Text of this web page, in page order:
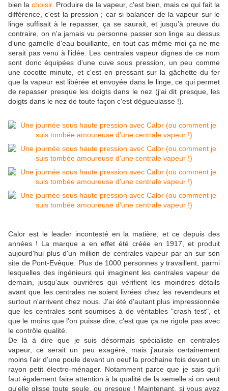
bien la choisir. Produire de la vapeur, c'est bien, mais ce qui fait la
différence, c'est la pression ; car si balancer de la vapeur sur le
linge suffisait à le repasser, ça se saurait, et jusqu’à preuve du
contraire, on n'a jamais vu personne passer son linge au dessus
d'une gamelle d'eau bouillante, en tout cas même moi ça ne me
serait pas venu à l'idée. Les centrales vapeur dignes de ce nom
sont donc équipées d'une cuve sous pression, un peu comme
une cocotte minute, et c'est en pressant sur la gâchette du fer
que la vapeur est libérée et envoyée dans le linge, ce qui permet
de repasser presque les doigts dans le nez (j'ai dit presque, les
doigts dans le nez de toute façon c'est dégueulasse !).
Calor est le leader incontesté en la matière, et ce depuis des
années ! La marque a en effet été créée en 1917, et produit
aujourd'hui plus d'un million de centrales vapeur par an sur son
site de Pont-Evêque. Plus de 1000 personnes y travaillent, parmi
lesquelles des ingénieurs qui imaginent les centrales vapeur de
demain, jusqu'aux ouvrières qui vérifient les moindres détails
avant que les centrales ne soient livrées chez les revendeurs et
surtout n'arrivent chez nous. J'ai été d'autant plus impressionnée
que les centrales sont soumises à de véritables "crash test", et
que le moins que l'on puisse dire, c'est que ça ne rigole pas avec
le contrôle qualité.
De là à dire que je suis désormais spécialiste en centrales
vapeur, ce serait un peu exagéré, mais j'aurais certainement
moins l'air d'une poule devant un oeuf la prochaine fois devant un
rayon petit électro-ménager. Notamment parce que je sais qu'il
faut également faire attention à la qualité de la semelle si on veut
qu'elle glisse toute seule, ou presque ! Maintenant, si vous avez